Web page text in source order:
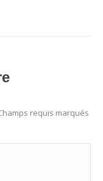
requis marqués